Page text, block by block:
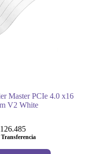
Master PCIe 4.0 x16
V2 White
126.485
Transferencia